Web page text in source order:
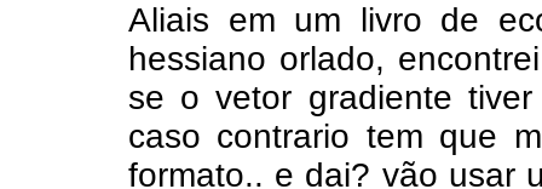
Aliais em um livro de
hessiano orlado,
se o vetor gradiente
caso contrario tem que
formato.. e dai? vão usar